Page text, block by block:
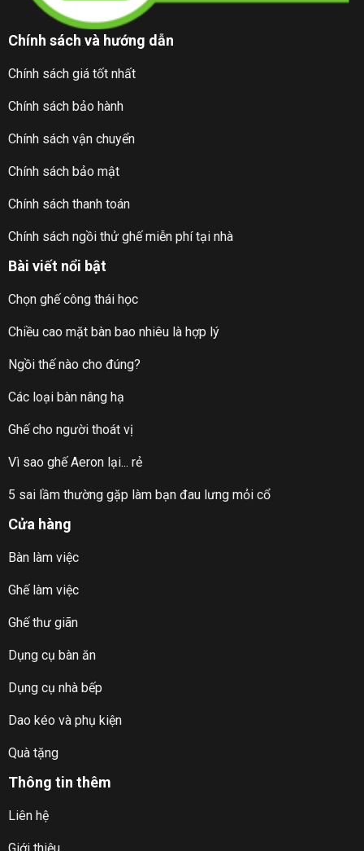
Chính sách và hướng dẫn
Chính sách giá tốt nhất
Chính sách bảo hành
Chính sách vận chuyển
Chính sách bảo mật
Chính sách thanh toán
Chính sách ngồi thử ghế miễn phí tại nhà
Bài viết nổi bật
Chọn ghế công thái học
Chiều cao mặt bàn bao nhiêu là hợp lý
Ngồi thế nào cho đúng?
Các loại bàn nâng hạ
Ghế cho người thoát vị
Vì sao ghế Aeron lại... rẻ
5 sai lầm thường gặp làm bạn đau lưng mỏi cổ
Cửa hàng
Bàn làm việc
Ghế làm việc
Ghế thư giãn
Dụng cụ bàn ăn
Dụng cụ nhà bếp
Dao kéo và phụ kiện
Quà tặng
Thông tin thêm
Liên hệ